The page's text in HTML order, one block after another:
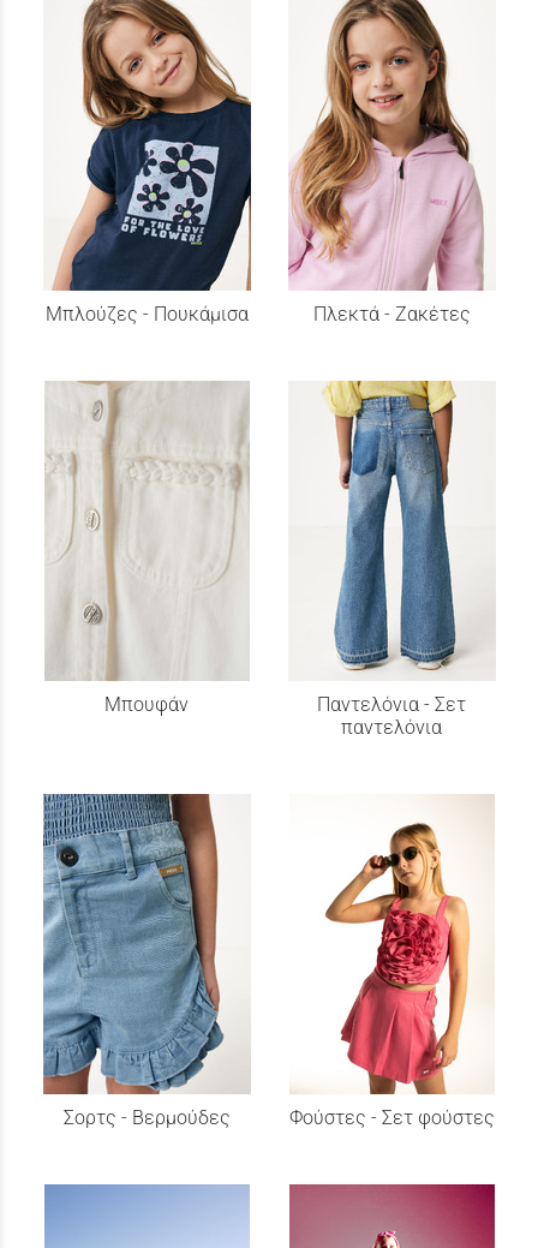
Μπλούζες - Πουκάμισα Πλεκτά - Ζακέτες
Μπουφάν
Παντελόνια - Σετ
παντελόνια
Σορτς - Βερμούδες Φούστες - Σετ φούστες